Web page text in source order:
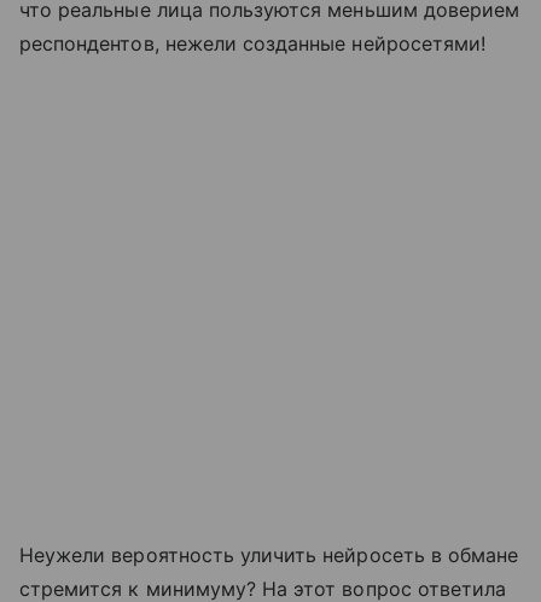
что реальные лица пользуются меньшим доверием
респондентов, нежели созданные нейросетями!
Неужели вероятность уличить нейросеть в обмане
стремится к минимуму? На этот вопрос ответила